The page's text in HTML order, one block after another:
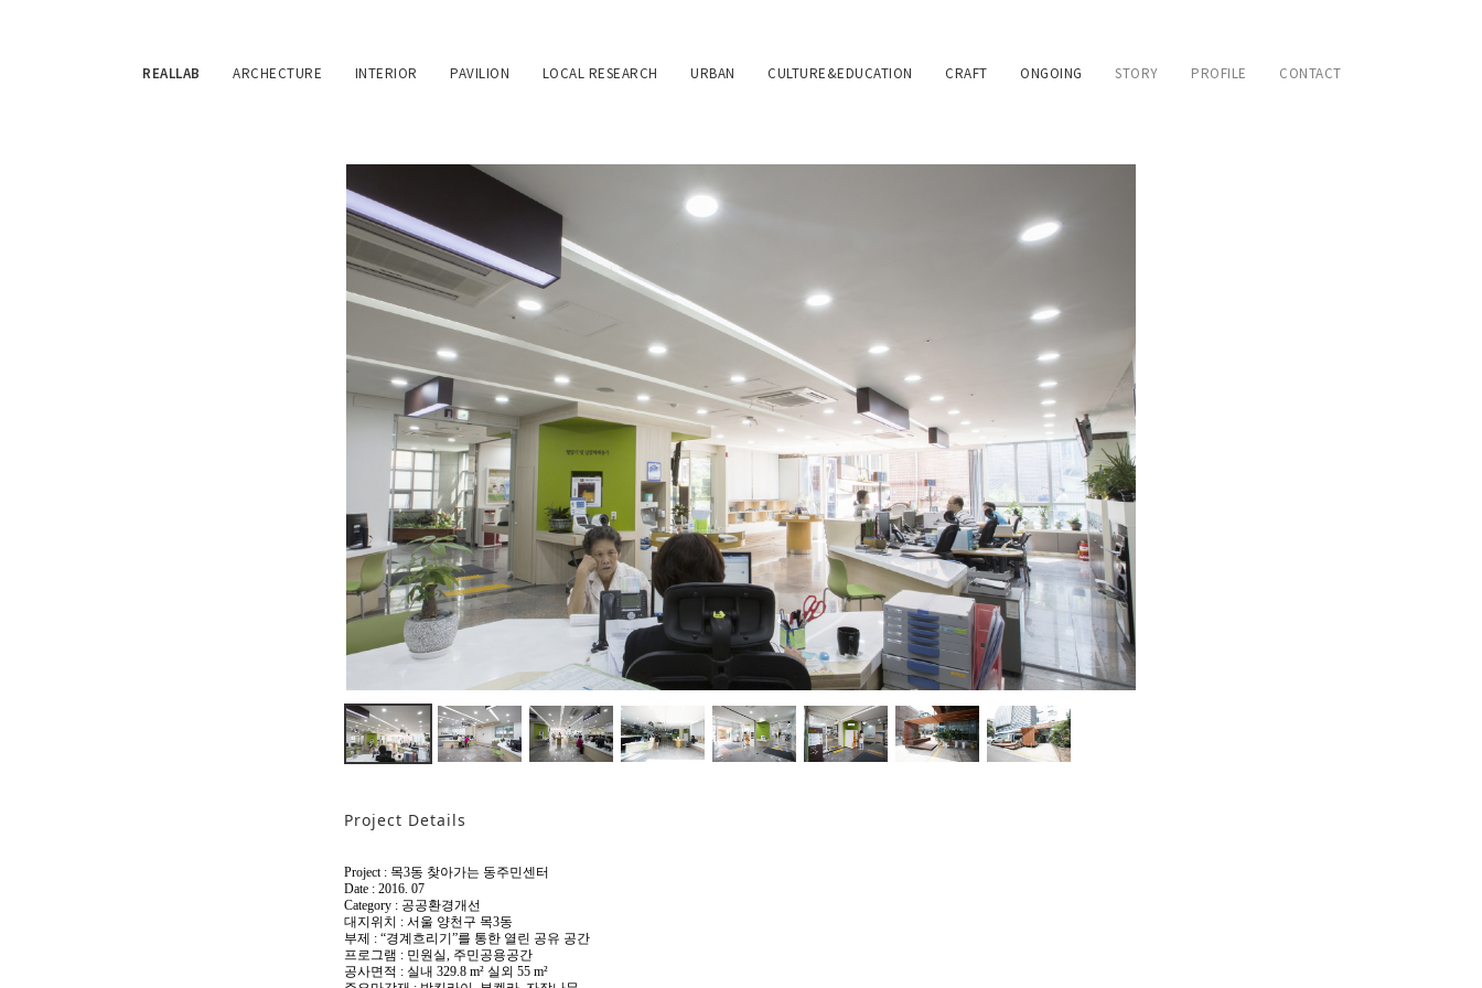
REALLAB ARCHECTURE INTERIOR PAVILION LOCAL RESEARCH URBAN CULTURE&EDUCATION CRAFT ONGOING STORY PROFILE CONTACT
Project Details
Project : 목3동 찾아가는 동주민센터
Date : 2016. 07
Category : 공공환경개선
대지위치 : 서울 양천구 목3동
부제 : “경계흐리기”를 통한 열린 공유 공간
프로그램 : 민원실, 주민공용공간
공사면적 : 실내 329.8 m² 실외 55 m²